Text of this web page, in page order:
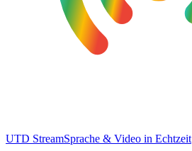
UTD StreamSprache & Video in Echtzeit